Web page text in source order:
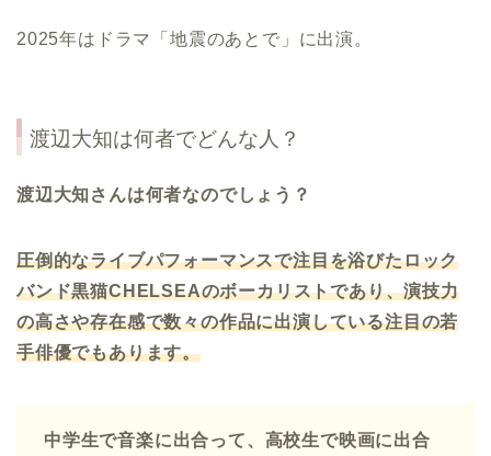
2025年はドラマ「地震のあとで」に出演。
渡辺大知は何者でどんな人？
渡辺大知さんは何者なのでしょう？
圧倒的なライブパフォーマンスで注目を浴びたロック
バンド黒猫CHELSEAのボーカリストであり、演技力
の高さや存在感で数々の作品に出演している注目の若
手俳優でもあります。
中学生で音楽に出合って、高校生で映画に出合